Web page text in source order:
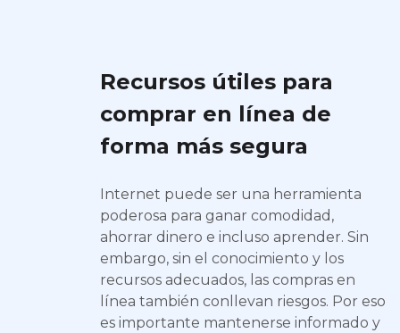
Recursos útiles para
comprar en línea de
forma más segura
Internet puede ser una herramienta
poderosa para ganar comodidad,
ahorrar dinero e incluso aprender. Sin
embargo, sin el conocimiento y los
recursos adecuados, las compras en
línea también conllevan riesgos. Por eso
es importante mantenerse informado y